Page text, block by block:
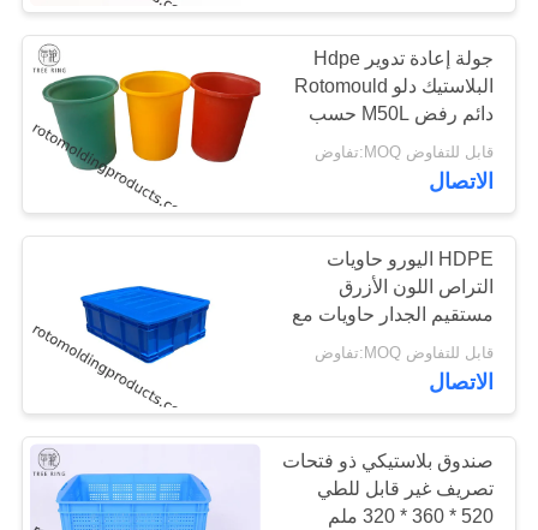
اتصل
اطلب
اقتباس
خريطة
الموقع
PRIVACY
POLICY
اليورو التراص
الحاويات
33
خزانات طلاء روتو
المخصصة
34
جولة إعادة تدوير Hdpe
البلاستيك دلو Rotomould
دائم رفض M50L حسب
الطلب
قابل للتفاوض MOQ:تفاوض
الاتصال
HDPE اليورو حاويات
التراص اللون الأزرق
مستقيم الجدار حاويات مع
الأغطية 500 * 380 *
180MM
قابل للتفاوض MOQ:تفاوض
الاتصال
صندوق بلاستيكي ذو فتحات
تصريف غير قابل للطي
520 * 360 * 320 ملم